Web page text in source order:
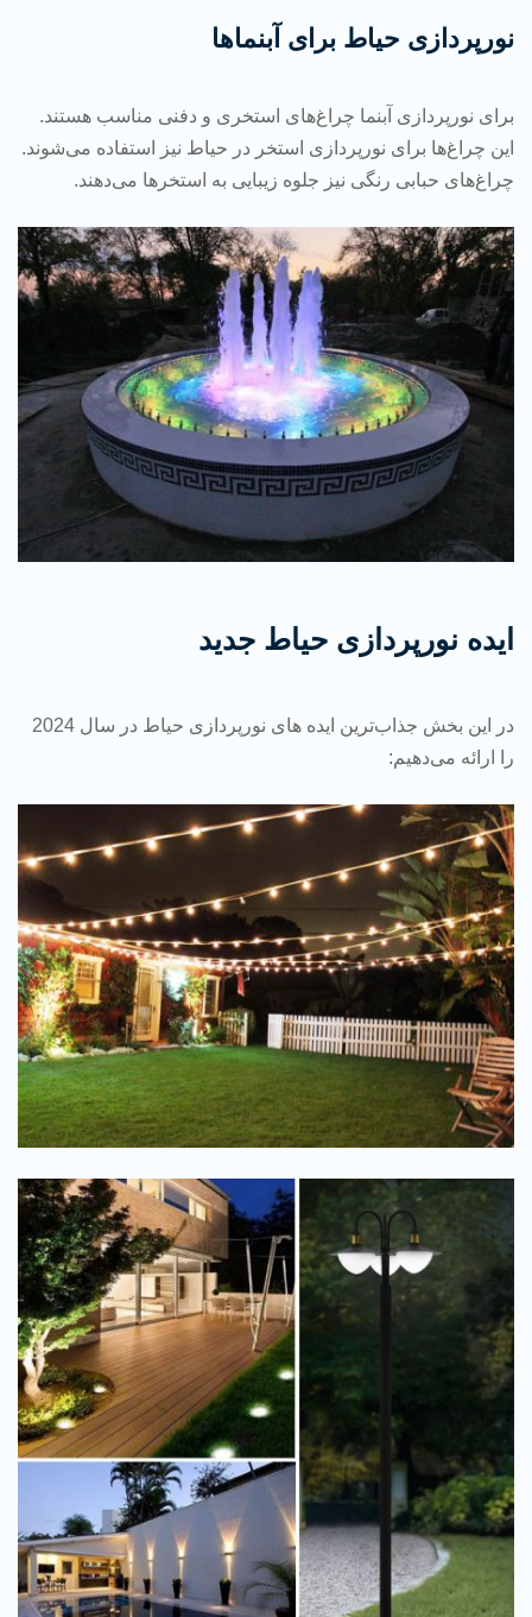
نورپردازی حیاط برای آبنماها
برای نورپردازی آبنما چراغ‌های استخری و دفنی مناسب هستند.
این چراغ‌ها برای نورپردازی استخر در حیاط نیز استفاده می‌شوند.
چراغ‌های حبابی رنگی نیز جلوه زیبایی به استخرها می‌دهند.
ایده نورپردازی حیاط جدید
در این بخش جذاب‌ترین ایده های نورپردازی حیاط در سال 2024
را ارائه می‌دهیم: